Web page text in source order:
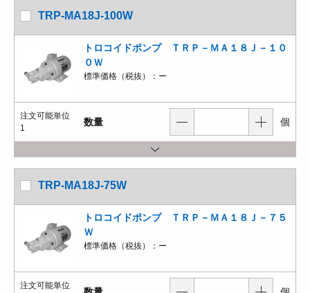
TRP-MA18J-100W
トロコイドポンプ ＴＲＰ－ＭＡ１８Ｊ－１０
０Ｗ
標準価格（税抜）： ー
注文可能単位
1
数量 個
TRP-MA18J-75W
トロコイドポンプ ＴＲＰ－ＭＡ１８Ｊ－７５
Ｗ
標準価格（税抜）： ー
注文可能単位